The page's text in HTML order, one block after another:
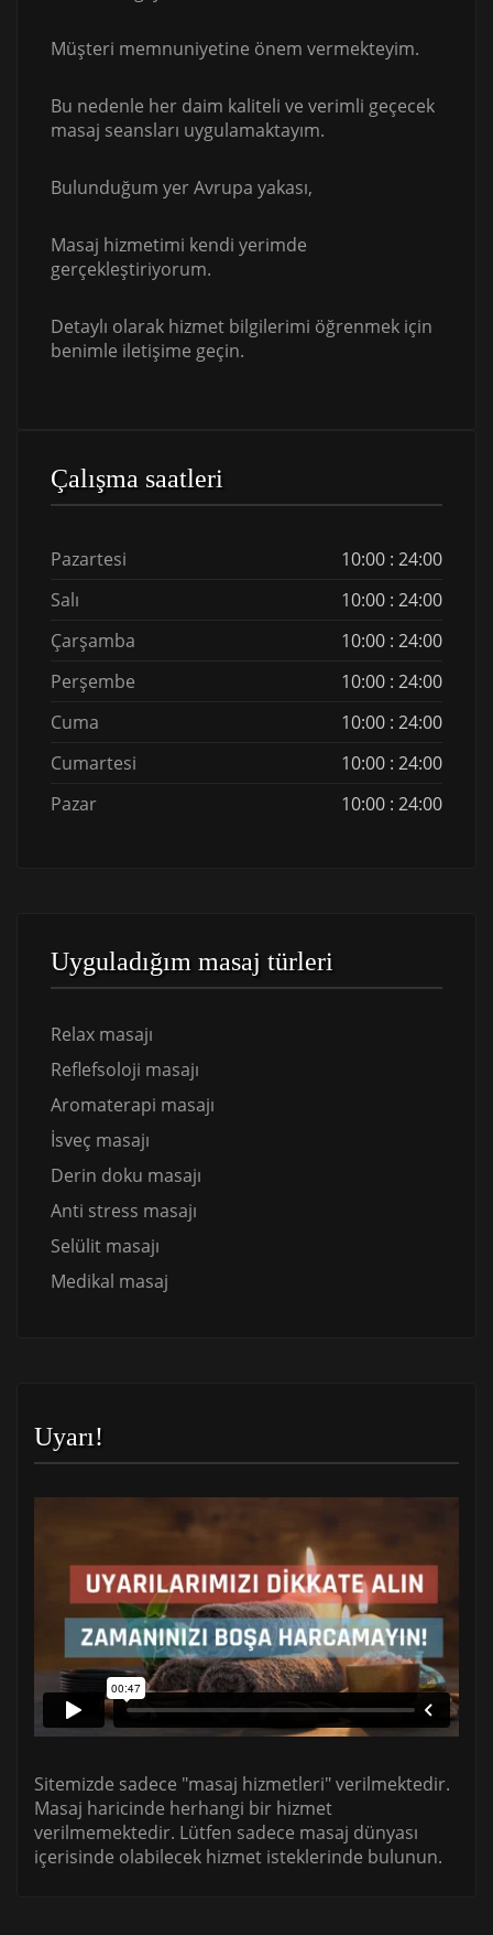
Müşteri memnuniyetine önem vermekteyim.
Bu nedenle her daim kaliteli ve verimli geçecek
masaj seansları uygulamaktayım.
Bulunduğum yer Avrupa yakası,
Masaj hizmetimi kendi yerimde
gerçekleştiriyorum.
Detaylı olarak hizmet bilgilerimi öğrenmek için
benimle iletişime geçin.
Çalışma saatleri
Pazartesi
10:00 : 24:00
Salı
10:00 : 24:00
Çarşamba
10:00 : 24:00
Perşembe
10:00 : 24:00
Cuma
10:00 : 24:00
Cumartesi
10:00 : 24:00
Pazar
10:00 : 24:00
Uyguladığım masaj türleri
Relax masajı
Reflefsoloji masajı
Aromaterapi masajı
İsveç masajı
Derin doku masajı
Anti stress masajı
Selülit masajı
Medikal masaj
Uyarı!
Sitemizde sadece "masaj hizmetleri" verilmektedir.
Masaj haricinde herhangi bir hizmet
verilmemektedir. Lütfen sadece masaj dünyası
içerisinde olabilecek hizmet isteklerinde bulunun.